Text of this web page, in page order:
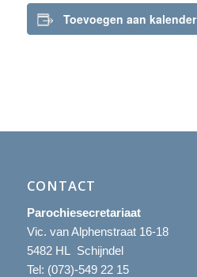
Toevoegen aan kalender
CONTACT
Parochiesecretariaat
Vic. van Alphenstraat 16-18
5482 HL Schijndel
Tel: (073)-549 22 15